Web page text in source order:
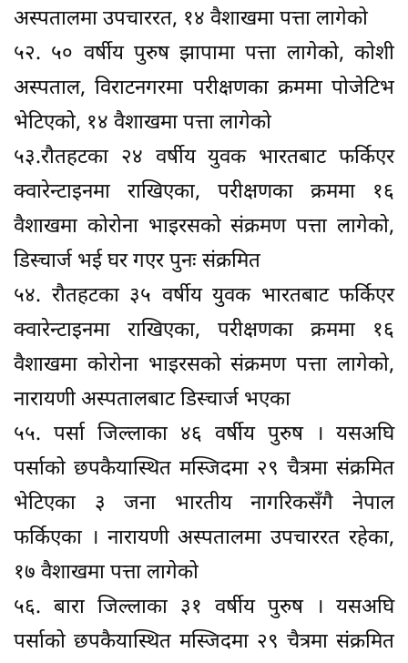
अस्पतालमा उपचाररत, १४ वैशाखमा पत्ता लागेको
५२. ५० वर्षीय पुरुष झापामा पत्ता लागेको, कोशी
अस्पताल, विराटनगरमा परीक्षणका क्रममा पोजेटिभ
भेटिएको, १४ वैशाखमा पत्ता लागेको
५३.रौतहटका २४ वर्षीय युवक भारतबाट फर्किएर
क्वारेन्टाइनमा राखिएका, परीक्षणका क्रममा १६
वैशाखमा कोरोना भाइरसको संक्रमण पत्ता लागेको,
डिस्चार्ज भई घर गएर पुनः संक्रमित
५४. रौतहटका ३५ वर्षीय युवक भारतबाट फर्किएर
क्वारेन्टाइनमा राखिएका, परीक्षणका क्रममा १६
वैशाखमा कोरोना भाइरसको संक्रमण पत्ता लागेको,
नारायणी अस्पतालबाट डिस्चार्ज भएका
५५. पर्सा जिल्लाका ४६ वर्षीय पुरुष । यसअघि
पर्साको छपकैयास्थित मस्जिदमा २९ चैत्रमा संक्रमित
भेटिएका ३ जना भारतीय नागरिकसँगै नेपाल
फर्किएका । नारायणी अस्पतालमा उपचाररत रहेका,
१७ वैशाखमा पत्ता लागेको
५६. बारा जिल्लाका ३१ वर्षीय पुरुष । यसअघि
पर्साको छपकैयास्थित मस्जिदमा २९ चैत्रमा संक्रमित